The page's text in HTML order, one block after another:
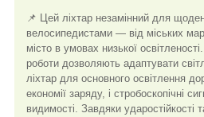
📌 Цей ліхтар незамінний для
велосипедистами — від міських
місто в умовах низької
роботи дозволяють адаптувати
ліхтар для основного освітлення
економії заряду, і стробоскопічні
видимості. Завдяки ударостійкості